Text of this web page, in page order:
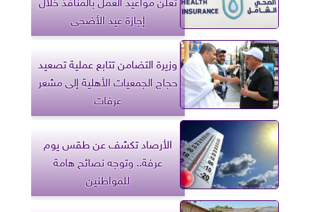
إجازة عيد الأضحى
وزيرة التضامن تتابع عملية تصعيد
حجاج الجمعيات الأهلية إلى مشعر
عرفات
الأرصاد تكشف عن طقس يوم
عرفة.. وتوجه نصائح هامة
للمواطنين